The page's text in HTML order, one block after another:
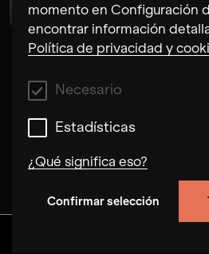
momento en Configuración
encontrar información
Política de privacidad y
Necesario
Estadísticas
¿Qué significa eso?
Confirmar selección